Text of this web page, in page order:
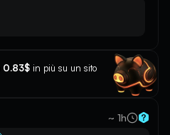
0.83$ in più su un sito
~ 1h